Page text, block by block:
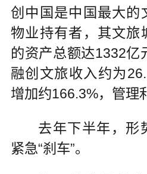
创中国是中国最大的
物业持有者，其文旅
的资产总额达1332亿
融创文旅收入约为
增加约166.3%，管理
去年下半年，形
紧急“刹车”。